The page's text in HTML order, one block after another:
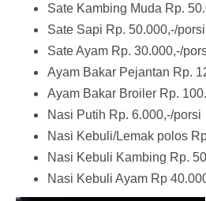
Sate Kambing Muda Rp.
Sate Sapi Rp. 50.000,-/porsi
Sate Ayam Rp. 30.000,-/
Ayam Bakar Pejantan Rp.
Ayam Bakar Broiler Rp.
Nasi Putih Rp. 6.000,-/porsi
Nasi Kebuli/Lemak polos
Nasi Kebuli Kambing Rp.
Nasi Kebuli Ayam Rp